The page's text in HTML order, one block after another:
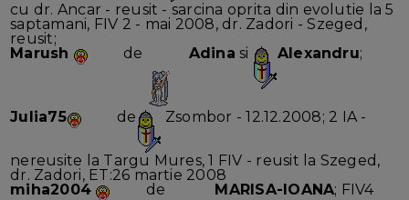
cu dr. Ancar - reusit - sarcina oprita din evolutie la 5
saptamani, FIV 2 - mai 2008, dr. Zadori - Szeged,
reusit;
Marush
de Adina si Alexandru;
Julia75 de Zsombor - 12.12.2008; 2 IA -
nereusite la Targu Mures, 1 FIV - reusit la Szeged,
dr. Zadori, ET:26 martie 2008
miha2004
de MARISA-IOANA; FIV4